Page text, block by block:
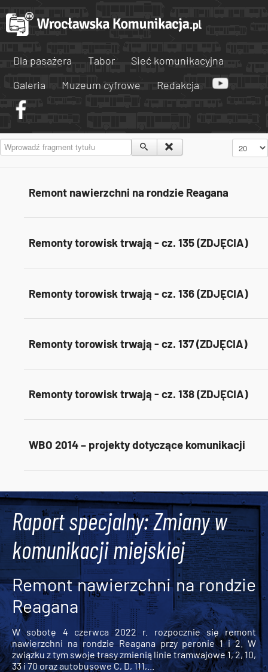
Dla pasażera Tabor
Sieć komunikacyjna
Galeria
Muzeum cyfrowe Redakcja
Wprowadź fragment tytułu Pokaż #
Remont nawierzchni na rondzie Reagana
Remonty torowisk trwają - cz. 135 (ZDJĘCIA)
Remonty torowisk trwają - cz. 136 (ZDJĘCIA)
Remonty torowisk trwają - cz. 137 (ZDJĘCIA)
Remonty torowisk trwają - cz. 138 (ZDJĘCIA)
WBO 2014 – projekty dotyczące komunikacji
Raport specjalny: Zmiany w
komunikacji miejskiej
Remont nawierzchni na rondzie
Reagana
W sobotę 4 czerwca 2022 r. rozpocznie się remont
nawierzchni na rondzie Reagana przy peronie 1 i 2. W
związku z tym swoje trasy zmienią linie tramwajowe 1, 2, 10,
33 i 70 oraz autobusowe C, D, 111,...